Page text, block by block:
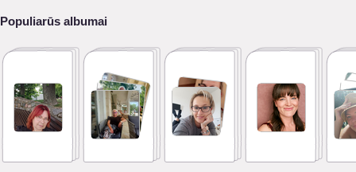
Populiarūs albumai